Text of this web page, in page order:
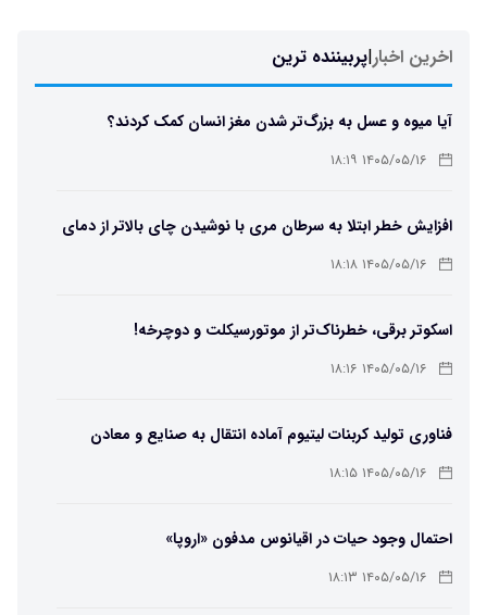
اخرین اخبار|پربیننده ترین
آیا میوه و عسل به بزرگ‌تر شدن مغز انسان کمک کردند؟
۱۴۰۵/۰۵/۱۶ ۱۸:۱۹
افزایش خطر ابتلا به سرطان مری با نوشیدن چای بالاتر از دمای
۶۵ درجه ۱۴۰۵/۰۵/۱۶ ۱۸:۱۸
اسکوتر برقی، خطرناک‌تر از موتورسیکلت و دوچرخه!
۱۴۰۵/۰۵/۱۶ ۱۸:۱۶
فناوری تولید کربنات لیتیوم آماده انتقال به صنایع و معادن
است۱۴۰۵/۰۵/۱۶ ۱۸:۱۵
احتمال وجود حیات در اقیانوس مدفون «اروپا»
۱۴۰۵/۰۵/۱۶ ۱۸:۱۳